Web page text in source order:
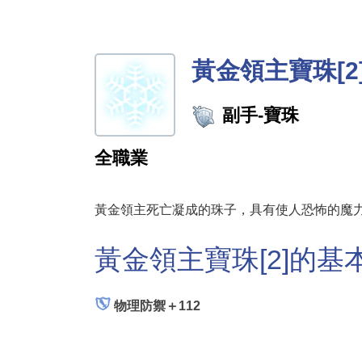
黃金領主寶珠
副手-寶珠
全職業
黃金領主死亡凝成的珠子，具有使人恐怖的魔力
黃金領主寶珠[2]的基
物理防禦＋112